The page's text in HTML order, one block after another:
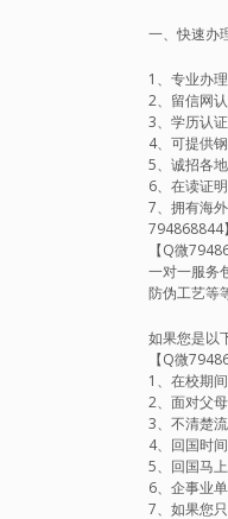
一、快速办
1、专业办
2、留信网
3、学历认
4、可提供
5、诚招各
6、在读证
7、拥有海
794868844】
【Q微
一对一服务
防伪工艺等
如果您是以
【Q微
1、在校期
2、面对父
3、不清楚
4、回国时
5、回国马
6、企事业
7、如果您